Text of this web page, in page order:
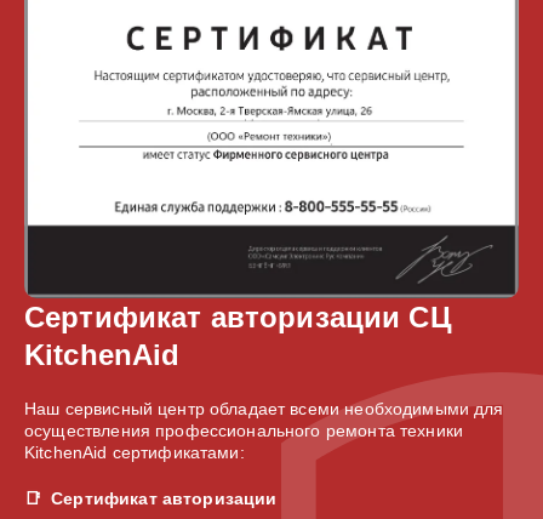
Сертификат авторизации СЦ
KitchenAid
Наш сервисный центр обладает всеми необходимыми для
осуществления профессионального ремонта техники
KitchenAid сертификатами:
Сертификат авторизации